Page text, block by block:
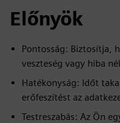
Előnyök
Pontosság: Biztosítja,
veszteség vagy hiba
Hatékonyság: Időt
erőfeszítést az
Testreszabás: Az Ön